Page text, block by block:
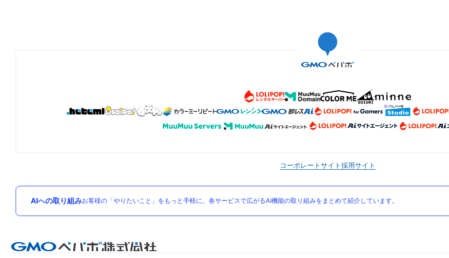
コーポレートサイト採用サイト
AIへの取り組みお客様の「やりたいこと」をもっと手軽に。各サービスで広がるAI機能の取り組みをまとめて紹介しています。